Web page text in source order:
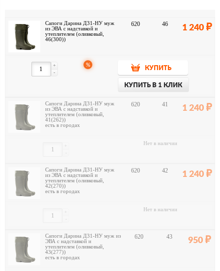
Сапоги Дарина Д31-НУ муж
из ЭВА с надставкой и
утеплителем (оливковый,
46(300))
620 46 1 240
-
+ %
КУПИТЬ
КУПИТЬ В 1 КЛИК
Сапоги Дарина Д31-НУ муж
из ЭВА с надставкой и
утеплителем (оливковый,
41(262))
есть в городах
620 41 1 240
-
+ Нет в наличии
Сапоги Дарина Д31-НУ муж
из ЭВА с надставкой и
утеплителем (оливковый,
42(270))
есть в городах
620 42 1 240
-
+ Нет в наличии
Сапоги Дарина Д31-НУ муж из
ЭВА с надставкой и
утеплителем (оливковый,
43(277))
есть в городах
620 43 950